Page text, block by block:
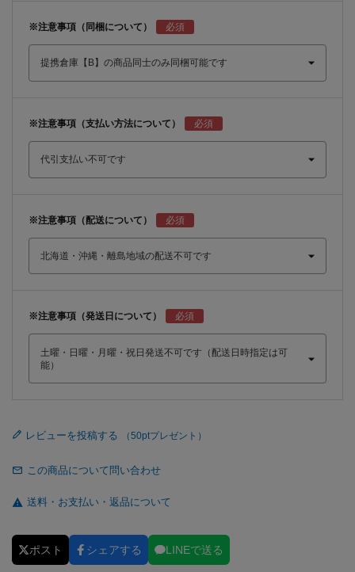
※注意事項（同梱について）
※注意事項（支払い方法について）
※注意事項（配送について）
※注意事項（発送日について）
レビューを投稿する
この商品について問い合わせ
送料・お支払い・返品について
ポスト シェアする LINEで送る